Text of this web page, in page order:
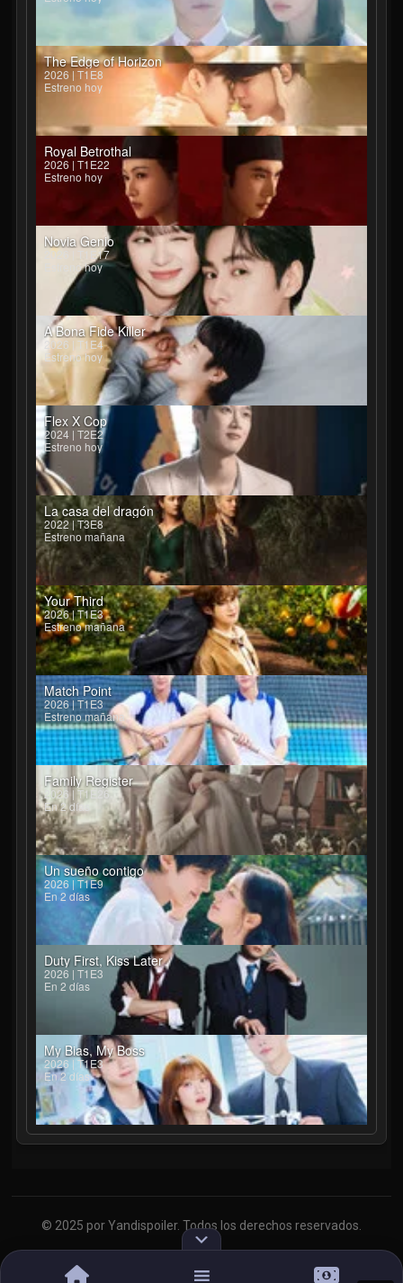
The Edge of Horizon
2026 | T1E8
Estreno hoy
Royal Betrothal
2026 | T1E22
Estreno hoy
Novia Genio
2026 | T1E17
Estreno hoy
A Bona Fide Killer
2026 | T1E4
Estreno hoy
Flex X Cop
2024 | T2E2
Estreno hoy
La casa del dragón
2022 | T3E8
Estreno mañana
Your Third
2026 | T1E3
Estreno mañana
Match Point
2026 | T1E3
Estreno mañana
Family Register
2026 | T1E26
En 2 días
Un sueño contigo
2026 | T1E9
En 2 días
Duty First, Kiss Later
2026 | T1E3
En 2 días
My Bias, My Boss
2026 | T1E3
En 2 días
© 2025 por Yandispoiler. Todos los derechos reservados.